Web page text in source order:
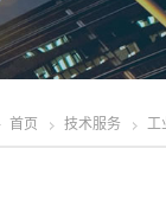
首页 技术服务 工